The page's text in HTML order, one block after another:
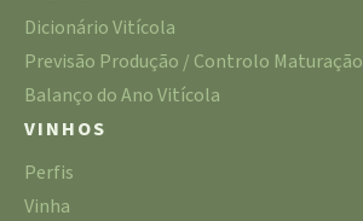
Dicionário Vitícola
Previsão Produção / Controlo Maturação
Balanço do Ano Vitícola
VINHOS
Perfis
Vinha